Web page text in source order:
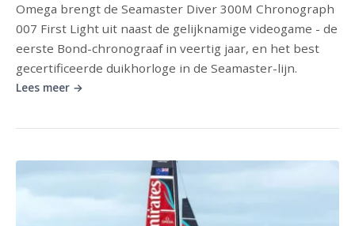
Omega brengt de Seamaster Diver 300M Chronograph
007 First Light uit naast de gelijknamige videogame - de
eerste Bond-chronograaf in veertig jaar, en het best
gecertificeerde duikhorloge in de Seamaster-lijn.
Lees meer →